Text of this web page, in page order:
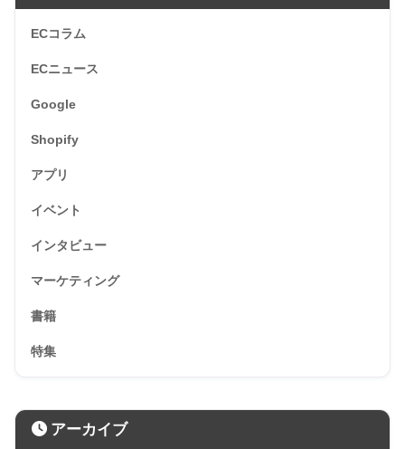
ECコラム
ECニュース
Google
Shopify
アプリ
イベント
インタビュー
マーケティング
書籍
特集
アーカイブ